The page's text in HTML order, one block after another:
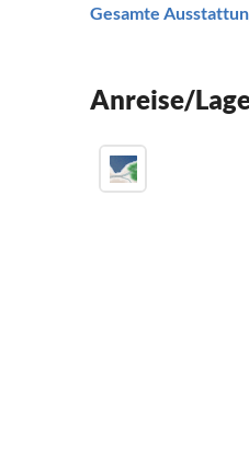
Gesamte
Anreise/